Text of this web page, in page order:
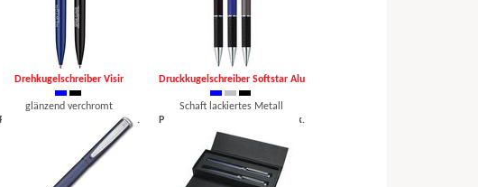
Drehkugelschreiber Visir
glänzend verchromt
Preis auf Anfrage, mind. 25 Stk.
Druckkugelschreiber Softstar Alu
Schaft lackiertes Metall
Preis auf Anfrage, mind. 100 Stk.